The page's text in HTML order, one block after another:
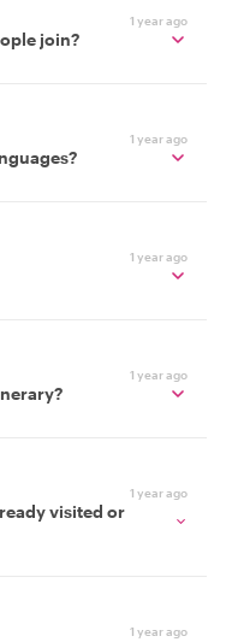
1 year ago
join?
1 year ago
1 year ago
1 year ago
1 year ago
visited or
1 year ago